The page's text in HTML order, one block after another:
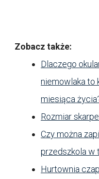
Zobacz także:
Dlaczego
niemowlaka to
miesiąca
Rozmiar
Czy można
przedszkola w
Hurtownia